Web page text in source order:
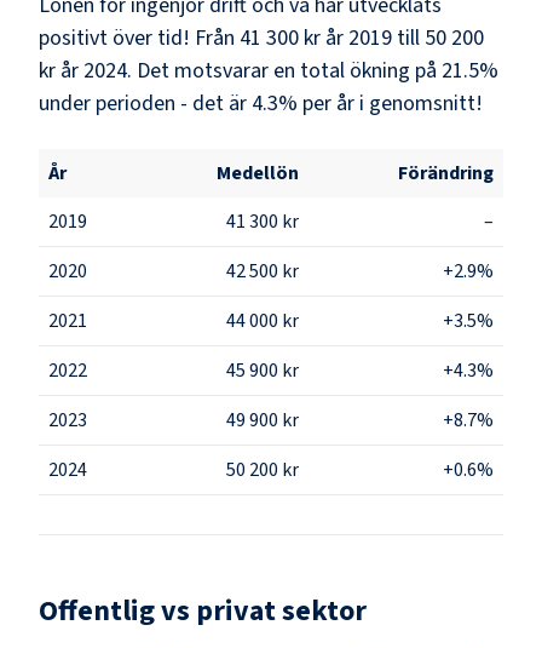
positivt över tid! Från 41 300 kr år 2019 till 50 200
kr år 2024. Det motsvarar en total ökning på 21.5%
under perioden - det är 4.3% per år i genomsnitt!
År Medellön
Förändring
2019
41 300 kr
–
2020
42 500 kr
+2.9%
2021
44 000 kr
+3.5%
2022
45 900 kr
+4.3%
2023
49 900 kr
+8.7%
2024
50 200 kr +0.6%
Offentlig vs privat sektor